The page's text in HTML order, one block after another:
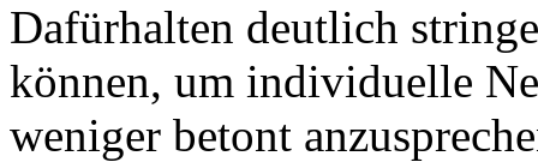
Dafürhalten deutlich
können, um individuelle
weniger betont